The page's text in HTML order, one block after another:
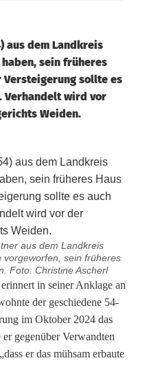
aus dem Landkreis
sein früheres
Versteigerung sollte es
Verhandelt wird vor
Weiden.
aus dem Landkreis
vorgeworfen, sein früheres
Foto: Christine Ascherl
erinnert in seiner Anklage an
der geschiedene 54-
im Oktober 2024 das
gegenüber Verwandten
er das mühsam erbaute